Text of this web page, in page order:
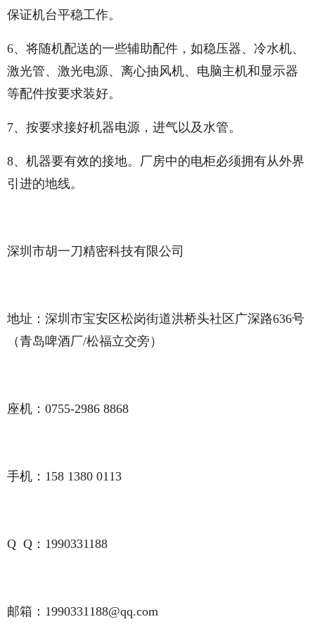
保证机台平稳工作。
6、将随机配送的一些辅助配件，如稳压器、冷水机、
激光管、激光电源、离心抽风机、电脑主机和显示器
等配件按要求装好。
7、按要求接好机器电源，进气以及水管。
8、机器要有效的接地。厂房中的电柜必须拥有从外界
引进的地线。
深圳市胡一刀精密科技有限公司
地址：深圳市宝安区松岗街道洪桥头社区广深路636号
（青岛啤酒厂/松福立交旁）
座机：0755-2986 8868
手机：158 1380 0113
Q Q：1990331188
邮箱：1990331188@qq.com